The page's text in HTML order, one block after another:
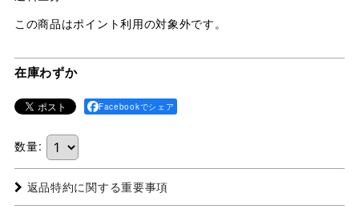
この商品はポイント利用の対象外です。
在庫わずか
Facebookでシェア
数量:
返品特約に関する重要事項